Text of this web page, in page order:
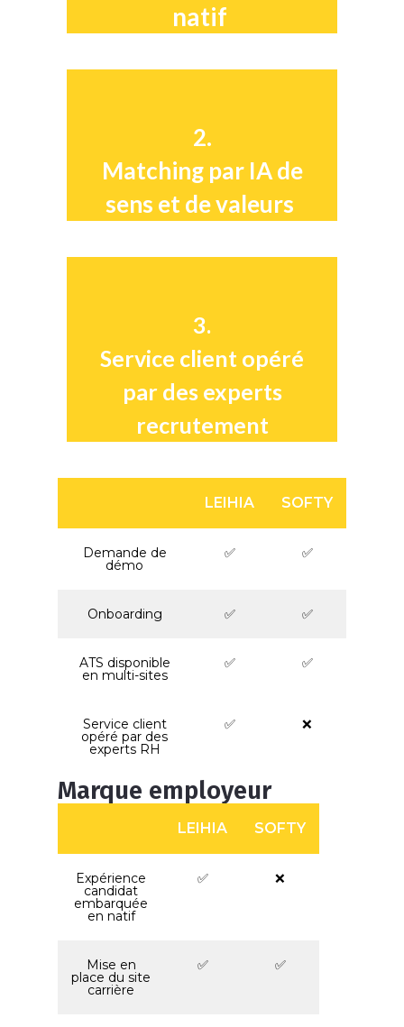
natif
2.
Matching par IA de
sens et de valeurs
3.
Service client opéré
par des experts
recrutement
LEIHIA SOFTY
Demande de
démo
✅ ✅
Onboarding ✅ ✅
ATS disponible
en multi-sites
✅ ✅
Service client
opéré par des
experts RH
✅ ❌
Marque employeur
LEIHIA SOFTY
Expérience
candidat
embarquée
en natif
✅ ❌
Mise en
place du site
carrière
✅ ✅